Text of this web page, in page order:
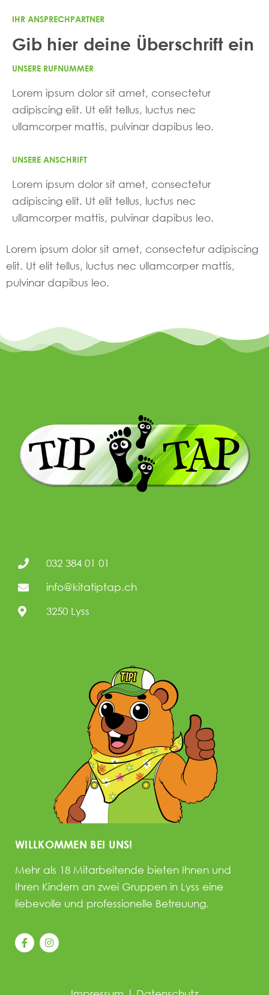
IHR ANSPRECHPARTNER
Gib hier deine Überschrift ein
UNSERE RUFNUMMER
Lorem ipsum dolor sit amet, consectetur
adipiscing elit. Ut elit tellus, luctus nec
ullamcorper mattis, pulvinar dapibus leo.
UNSERE ANSCHRIFT
Lorem ipsum dolor sit amet, consectetur
adipiscing elit. Ut elit tellus, luctus nec
ullamcorper mattis, pulvinar dapibus leo.
Lorem ipsum dolor sit amet, consectetur adipiscing
elit. Ut elit tellus, luctus nec ullamcorper mattis,
pulvinar dapibus leo.
032 384 01 01
info@kitatiptap.ch
3250 Lyss
WILLKOMMEN BEI UNS!
Mehr als 18 Mitarbeitende bieten Ihnen und
Ihren Kindern an zwei Gruppen in Lyss eine
liebevolle und professionelle Betreuung.